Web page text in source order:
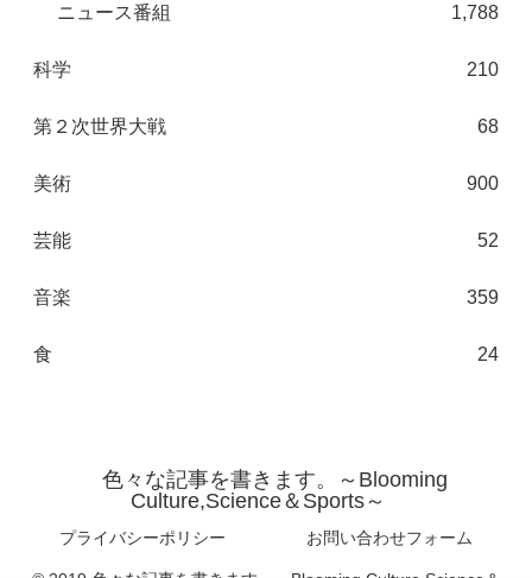
ニュース番組 1,788
科学 210
第２次世界大戦 68
美術 900
芸能 52
音楽 359
食 24
色々な記事を書きます。～Blooming
Culture,Science＆Sports～
プライバシーポリシー お問い合わせフォーム